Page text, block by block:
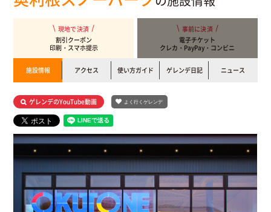
現地で決済
割引クーポン
印刷・スマホ提示
事前に決済
電子チケット
クレカ・PayPay・コンビニ
施設情報 アクセス 使い方ガイド ゲレンデ日記 ニュース
ゲレンデのYouTube動画 よく行くゲレンデ